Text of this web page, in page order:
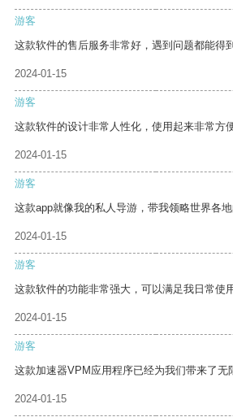
游客
这款软件的售后服务非常好，遇到问题都能得
2024-01-15
游客
这款软件的设计非常人性化，使用起来非常方便
2024-01-15
游客
这款app就像我的私人导游，带我领略世界各地
2024-01-15
游客
这款软件的功能非常强大，可以满足我日常使
2024-01-15
游客
这款加速器VPM应用程序已经为我们带来了无
2024-01-15